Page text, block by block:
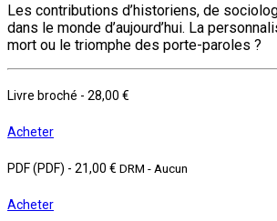
Les contributions d’historiens, de
dans le monde d’aujourd’hui. La
mort ou le triomphe des porte-paroles ?
Livre broché - 28,00 €
Acheter
PDF (PDF) - 21,00 € DRM - Aucun
Acheter